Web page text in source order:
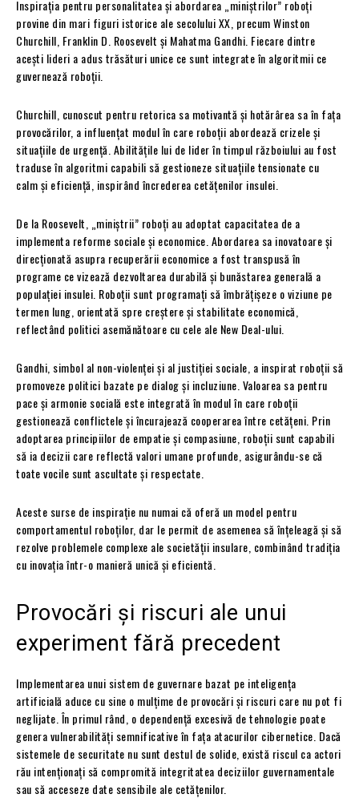
Inspirația pentru personalitatea și abordarea „miniștrilor” roboți
provine din mari figuri istorice ale secolului XX, precum Winston
Churchill, Franklin D. Roosevelt și Mahatma Gandhi. Fiecare dintre
acești lideri a adus trăsături unice ce sunt integrate în algoritmii ce
guvernează roboții.
Churchill, cunoscut pentru retorica sa motivantă și hotărârea sa în fața
provocărilor, a influențat modul în care roboții abordează crizele și
situațiile de urgență. Abilitățile lui de lider în timpul războiului au fost
traduse în algoritmi capabili să gestioneze situațiile tensionate cu
calm și eficiență, inspirând încrederea cetățenilor insulei.
De la Roosevelt, „miniștrii” roboți au adoptat capacitatea de a
implementa reforme sociale și economice. Abordarea sa inovatoare și
direcționată asupra recuperării economice a fost transpusă în
programe ce vizează dezvoltarea durabilă și bunăstarea generală a
populației insulei. Roboții sunt programați să îmbrățișeze o viziune pe
termen lung, orientată spre creștere și stabilitate economică,
reflectând politici asemănătoare cu cele ale New Deal-ului.
Gandhi, simbol al non-violenței și al justiției sociale, a inspirat roboții să
promoveze politici bazate pe dialog și incluziune. Valoarea sa pentru
pace și armonie socială este integrată în modul în care roboții
gestionează conflictele și încurajează cooperarea între cetățeni. Prin
adoptarea principiilor de empatie și compasiune, roboții sunt capabili
să ia decizii care reflectă valori umane profunde, asigurându-se că
toate vocile sunt ascultate și respectate.
Aceste surse de inspirație nu numai că oferă un model pentru
comportamentul roboților, dar le permit de asemenea să înțeleagă și să
rezolve problemele complexe ale societății insulare, combinând tradiția
cu inovația într-o manieră unică și eficientă.
Provocări și riscuri ale unui
experiment fără precedent
Implementarea unui sistem de guvernare bazat pe inteligența
artificială aduce cu sine o mulțime de provocări și riscuri care nu pot fi
neglijate. În primul rând, o dependență excesivă de tehnologie poate
genera vulnerabilități semnificative în fața atacurilor cibernetice. Dacă
sistemele de securitate nu sunt destul de solide, există riscul ca actori
rău intenționați să compromită integritatea deciziilor guvernamentale
sau să acceseze date sensibile ale cetățenilor.